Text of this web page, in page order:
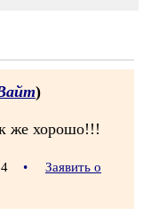
)
же хорошо!!!
•
Заявить о